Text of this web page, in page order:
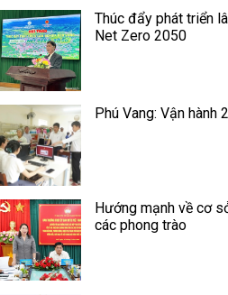
Thúc đẩy phát triển
Net Zero 2050
Phú Vang: Vận hành
Hướng mạnh về cơ
các phong trào